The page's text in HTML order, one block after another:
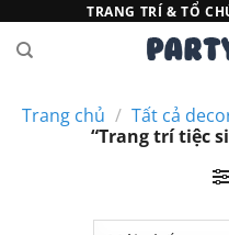
qua
TRANG TRÍ & TỔ
Trang chủ / Tất cả
“Trang trí tiệc